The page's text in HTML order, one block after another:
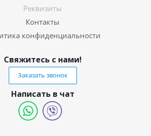
Реквизиты
Контакты
конфиденциальности
Свяжитесь с нами!
Заказать звонок
Написать в чат